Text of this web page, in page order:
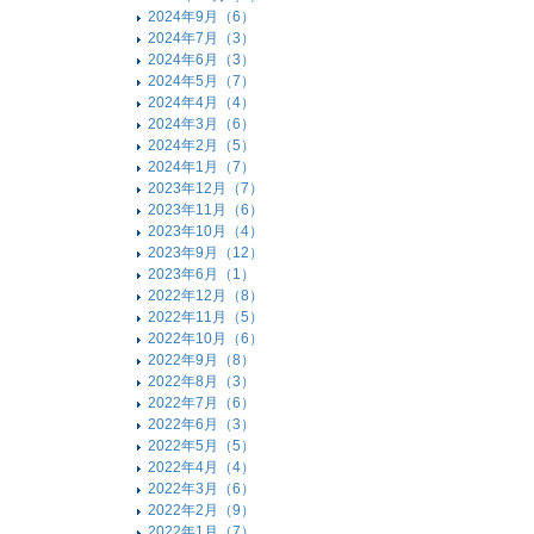
2024年9月（6）
2024年7月（3）
2024年6月（3）
2024年5月（7）
2024年4月（4）
2024年3月（6）
2024年2月（5）
2024年1月（7）
2023年12月（7）
2023年11月（6）
2023年10月（4）
2023年9月（12）
2023年6月（1）
2022年12月（8）
2022年11月（5）
2022年10月（6）
2022年9月（8）
2022年8月（3）
2022年7月（6）
2022年6月（3）
2022年5月（5）
2022年4月（4）
2022年3月（6）
2022年2月（9）